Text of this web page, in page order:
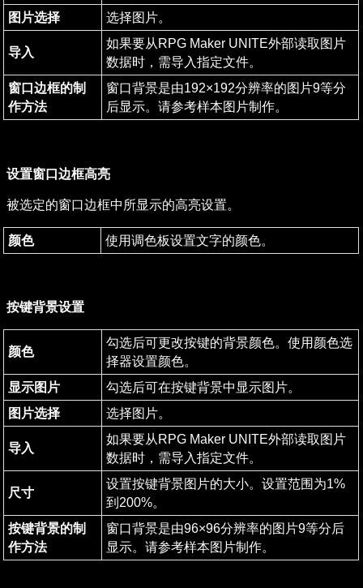
图片选择
选择图片。
导入
如果要从RPG Maker UNITE外部读取图片
数据时，需导入指定文件。
窗口边框的制
作方法
窗口背景是由192×192分辨率的图片9等分
后显示。请参考样本图片制作。
设置窗口边框高亮
被选定的窗口边框中所显示的高亮设置。
颜色 使用调色板设置文字的颜色。
按键背景设置
颜色
勾选后可更改按键的背景颜色。使用颜色选
择器设置颜色。
显示图片
勾选后可在按键背景中显示图片。
图片选择
选择图片。
导入
如果要从RPG Maker UNITE外部读取图片
数据时，需导入指定文件。
尺寸
设置按键背景图片的大小。设置范围为1%
到200%。
按键背景的制
作方法
窗口背景是由96×96分辨率的图片9等分后
显示。请参考样本图片制作。